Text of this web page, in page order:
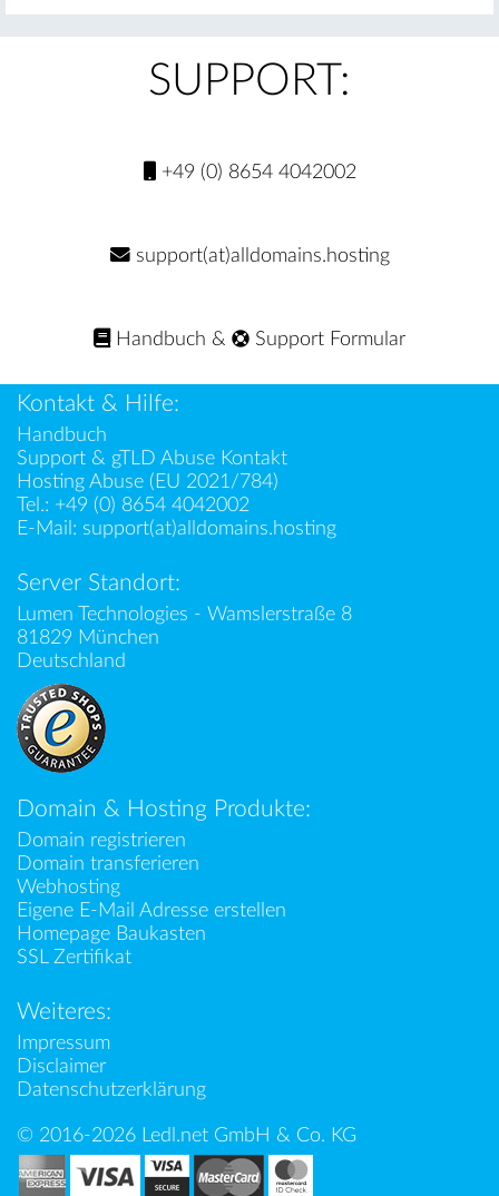
SUPPORT:
+49 (0) 8654 4042002
support(at)alldomains.hosting
Handbuch & Support Formular
Kontakt & Hilfe:
Handbuch
Support & gTLD Abuse Kontakt
Hosting Abuse (EU 2021/784)
Tel.: +49 (0) 8654 4042002
E-Mail: support(at)alldomains.hosting
Server Standort:
Lumen Technologies - Wamslerstraße 8
81829 München
Deutschland
Domain & Hosting Produkte:
Domain registrieren
Domain transferieren
Webhosting
Eigene E-Mail Adresse erstellen
Homepage Baukasten
SSL Zertifikat
Weiteres:
Impressum
Disclaimer
Datenschutzerklärung
© 2016-2026 Ledl.net GmbH & Co. KG